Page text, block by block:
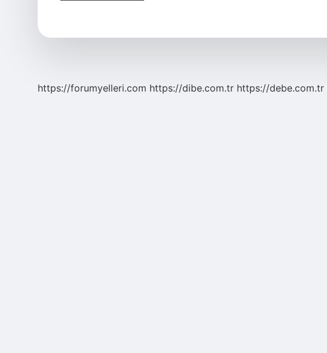
https://forumyelleri.com https://dibe.com.tr https://debe.com.tr